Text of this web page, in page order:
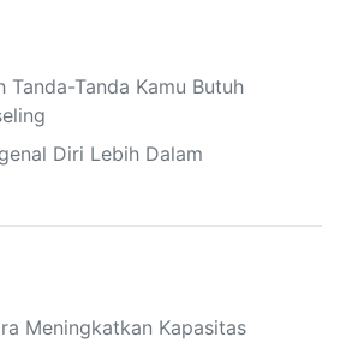
Tanda-Tanda Kamu Butuh
Diri Lebih Dalam
Meningkatkan Kapasitas